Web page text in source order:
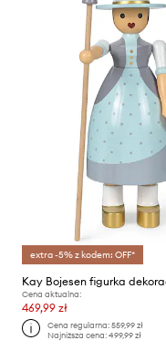
extra -5% z kodem: OFF*
Kay Bojesen figurka
Cena aktualna:
469,99 zł
Cena regularna:559,99 zł
Najniższa cena:499,99 zł